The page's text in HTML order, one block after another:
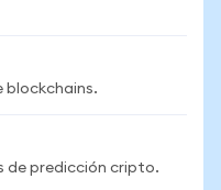
blockchains.
de predicción cripto.